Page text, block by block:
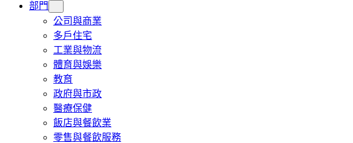
部門
公司與商業
多戶住宅
工業與物流
體育與娛樂
教育
政府與市政
醫療保健
飯店與餐飲業
零售與餐飲服務